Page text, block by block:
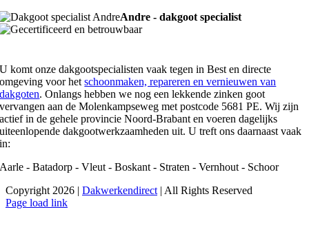
Andre - dakgoot specialist
U komt onze dakgootspecialisten vaak tegen in Best en directe
omgeving voor hetschoonmaken, repareren en vernieuwen van
dakgoten. Onlangs hebben we nog een lekkende zinken goot
vervangen aan de Molenkampseweg met postcode 5681 PE. Wij zijn
actief in de gehele provincie Noord-Brabant en voeren dagelijks
uiteenlopende dakgootwerkzaamheden uit. U treft ons daarnaast vaak
in:
Aarle - Batadorp - Vleut - Boskant - Straten - Vernhout - Schoor
Copyright 2026 | Dakwerkendirect | All Rights Reserved
Facebook
X
Instagram
Pinterest
Page load link